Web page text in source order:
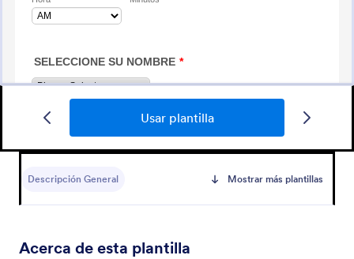
Usar plantilla
Descripción General Mostrar más plantillas
Acerca de esta plantilla
Solicitud De Crédito